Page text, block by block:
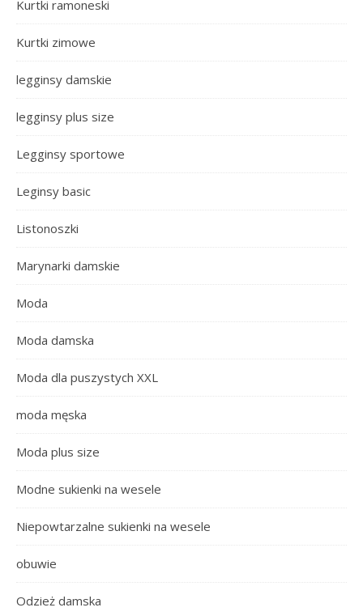
Kurtki ramoneski
Kurtki zimowe
legginsy damskie
legginsy plus size
Legginsy sportowe
Leginsy basic
Listonoszki
Marynarki damskie
Moda
Moda damska
Moda dla puszystych XXL
moda męska
Moda plus size
Modne sukienki na wesele
Niepowtarzalne sukienki na wesele
obuwie
Odzież damska